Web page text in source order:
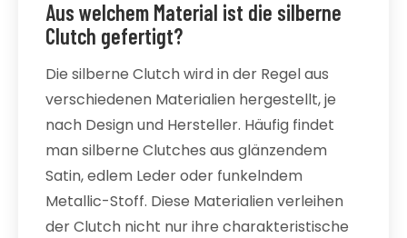
Aus welchem Material ist die silberne
Clutch gefertigt?
Die silberne Clutch wird in der Regel aus
verschiedenen Materialien hergestellt, je
nach Design und Hersteller. Häufig findet
man silberne Clutches aus glänzendem
Satin, edlem Leder oder funkelndem
Metallic-Stoff. Diese Materialien verleihen
der Clutch nicht nur ihre charakteristische